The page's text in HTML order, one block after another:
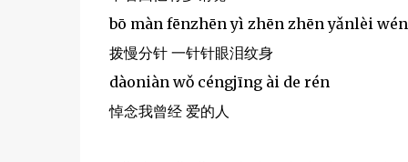
bō màn fēnzhēn yì zhēn zhēn yǎnlèi
拨慢分针 一针针眼泪纹身
dàoniàn wǒ céngjīng ài de rén
悼念我曾经 爱的人